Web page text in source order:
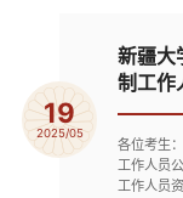
件。公示
19
2025/05
新疆大
制工作
各位考生
工作人员
工作人员